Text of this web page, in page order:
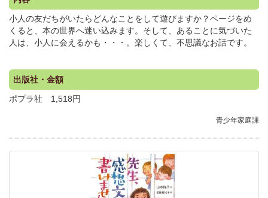
小人の友だちがいたらどんなことをして遊びますか？ページをめ
くると、本の世界へ迷い込みます。そして、あることに気づいた
人は、小人に会えるかも・・・。楽しくて、不思議なお話です。
出版社・金額
ポプラ社 1,518円
青少年家庭課